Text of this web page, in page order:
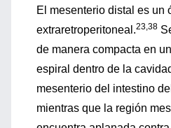
El mesenterio distal es un
extraretroperitoneal.23,38
de manera compacta en
espiral dentro de la
mesenterio del intestino
mientras que la región